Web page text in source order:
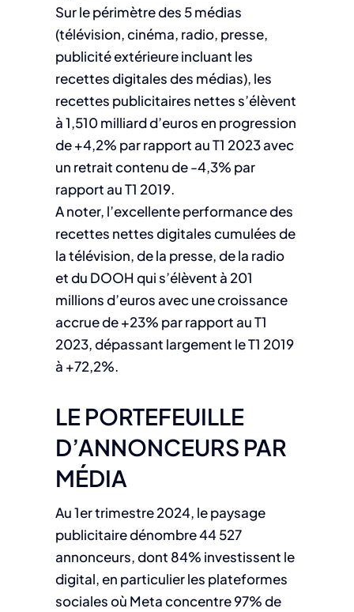
Sur le périmètre des 5 médias
(télévision, cinéma, radio, presse,
publicité extérieure incluant les
recettes digitales des médias), les
recettes publicitaires nettes s’élèvent
à 1,510 milliard d’euros en progression
de +4,2% par rapport au T1 2023 avec
un retrait contenu de -4,3% par
rapport au T1 2019.
A noter, l’excellente performance des
recettes nettes digitales cumulées de
la télévision, de la presse, de la radio
et du DOOH qui s’élèvent à 201
millions d’euros avec une croissance
accrue de +23% par rapport au T1
2023, dépassant largement le T1 2019
à +72,2%.
LE PORTEFEUILLE
D’ANNONCEURS PAR
MÉDIA
Au 1er trimestre 2024, le paysage
publicitaire dénombre 44 527
annonceurs, dont 84% investissent le
digital, en particulier les plateformes
sociales où Meta concentre 97% de